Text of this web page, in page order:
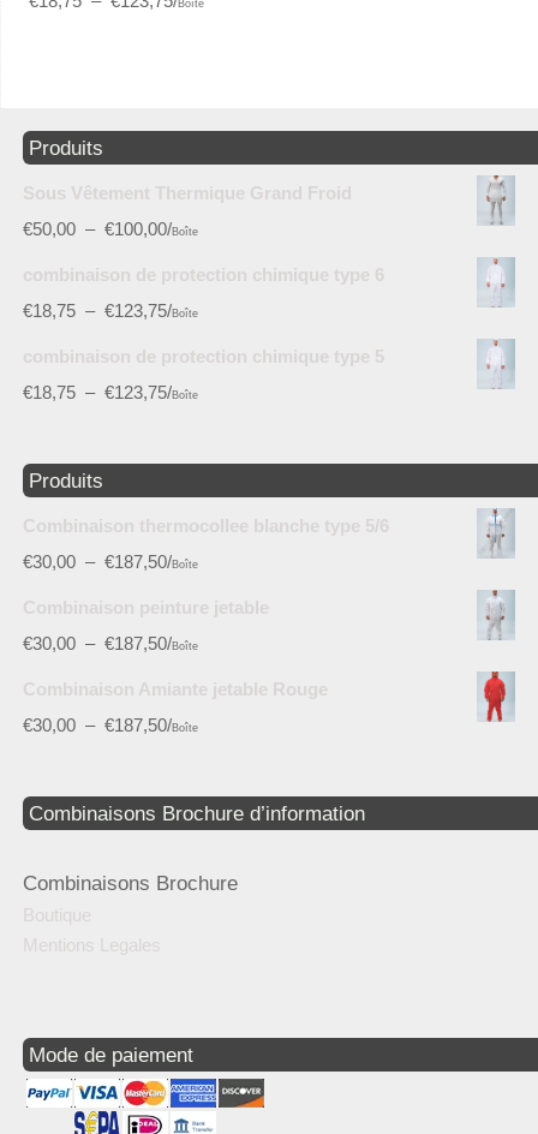
Boîte
Produits
Sous Vêtement Thermique Grand Froid
€50,00 – €100,00/Boîte
combinaison de protection chimique type 6
€18,75 – €123,75/Boîte
combinaison de protection chimique type 5
€18,75 – €123,75/Boîte
Produits
Combinaison thermocollee blanche type 5/6
€30,00 – €187,50/Boîte
Combinaison peinture jetable
€30,00 – €187,50/Boîte
Combinaison Amiante jetable Rouge
€30,00 – €187,50/Boîte
Combinaisons Brochure d’information
Combinaisons Brochure
Boutique
Mentions Legales
Mode de paiement